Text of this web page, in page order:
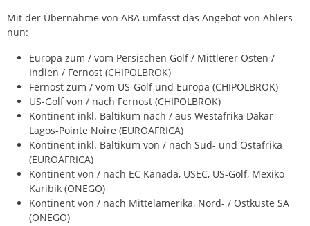
Mit der Übernahme von ABA umfasst das Angebot von Ahlers
nun:
Europa zum / vom Persischen Golf / Mittlerer Osten /
Indien / Fernost (CHIPOLBROK)
Fernost zum / vom US-Golf und Europa (CHIPOLBROK)
US-Golf von / nach Fernost (CHIPOLBROK)
Kontinent inkl. Baltikum nach / aus Westafrika Dakar-
Lagos-Pointe Noire (EUROAFRICA)
Kontinent inkl. Baltikum von / nach Süd- und Ostafrika
(EUROAFRICA)
Kontinent von / nach EC Kanada, USEC, US-Golf, Mexiko
Karibik (ONEGO)
Kontinent von / nach Mittelamerika, Nord- / Ostküste SA
(ONEGO)